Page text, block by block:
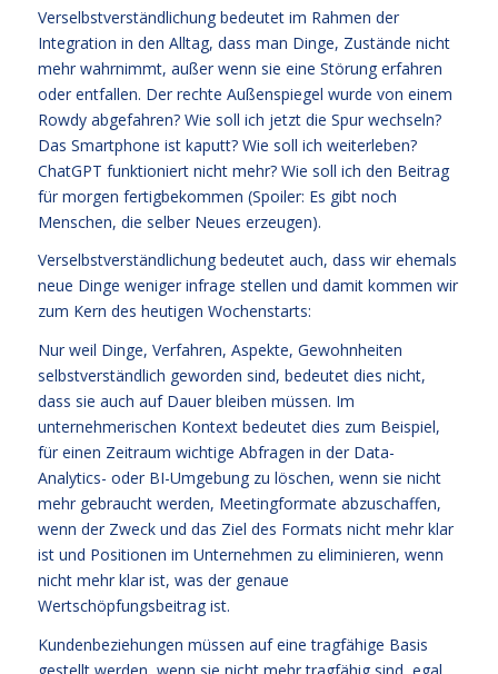
Verselbstverständlichung bedeutet im Rahmen der
Integration in den Alltag, dass man Dinge, Zustände nicht
mehr wahrnimmt, außer wenn sie eine Störung erfahren
oder entfallen. Der rechte Außenspiegel wurde von einem
Rowdy abgefahren? Wie soll ich jetzt die Spur wechseln?
Das Smartphone ist kaputt? Wie soll ich weiterleben?
ChatGPT funktioniert nicht mehr? Wie soll ich den Beitrag
für morgen fertigbekommen (Spoiler: Es gibt noch
Menschen, die selber Neues erzeugen).
Verselbstverständlichung bedeutet auch, dass wir ehemals
neue Dinge weniger infrage stellen und damit kommen wir
zum Kern des heutigen Wochenstarts:
Nur weil Dinge, Verfahren, Aspekte, Gewohnheiten
selbstverständlich geworden sind, bedeutet dies nicht,
dass sie auch auf Dauer bleiben müssen. Im
unternehmerischen Kontext bedeutet dies zum Beispiel,
für einen Zeitraum wichtige Abfragen in der Data-
Analytics- oder BI-Umgebung zu löschen, wenn sie nicht
mehr gebraucht werden, Meetingformate abzuschaffen,
wenn der Zweck und das Ziel des Formats nicht mehr klar
ist und Positionen im Unternehmen zu eliminieren, wenn
nicht mehr klar ist, was der genaue
Wertschöpfungsbeitrag ist.
Kundenbeziehungen müssen auf eine tragfähige Basis